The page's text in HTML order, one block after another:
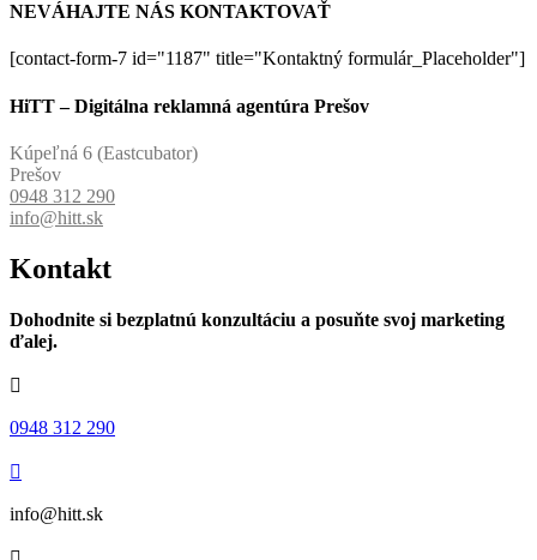
NEVÁHAJTE NÁS KONTAKTOVAŤ
[contact-form-7 id="1187" title="Kontaktný formulár_Placeholder"]
HiTT – Digitálna reklamná agentúra Prešov
Kúpeľná 6 (Eastcubator)
Prešov
0948 312 290
info@hitt.sk
Kontakt
Dohodnite si bezplatnú konzultáciu a posuňte svoj marketing
ďalej.

0948 312 290

info@hitt.sk